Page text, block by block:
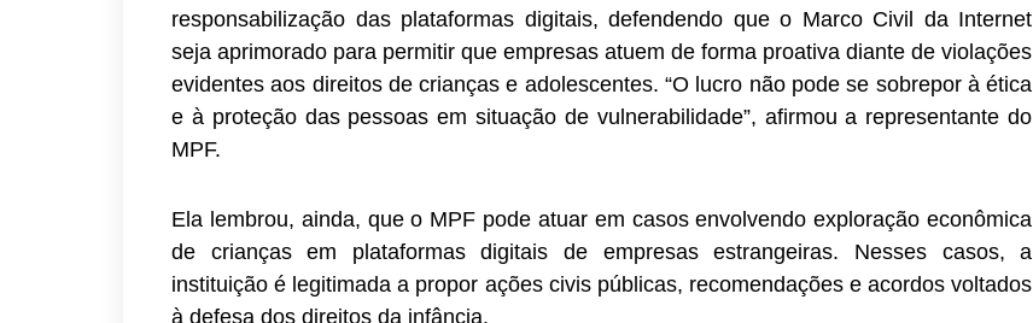
responsabilização das plataformas digitais, defendendo que o Marco Civil da Internet
seja aprimorado para permitir que empresas atuem de forma proativa diante de violações
evidentes aos direitos de crianças e adolescentes. “O lucro não pode se sobrepor à ética
e à proteção das pessoas em situação de vulnerabilidade”, afirmou a representante do
MPF.
Ela lembrou, ainda, que o MPF pode atuar em casos envolvendo exploração econômica
de crianças em plataformas digitais de empresas estrangeiras. Nesses casos, a
instituição é legitimada a propor ações civis públicas, recomendações e acordos voltados
à defesa dos direitos da infância.